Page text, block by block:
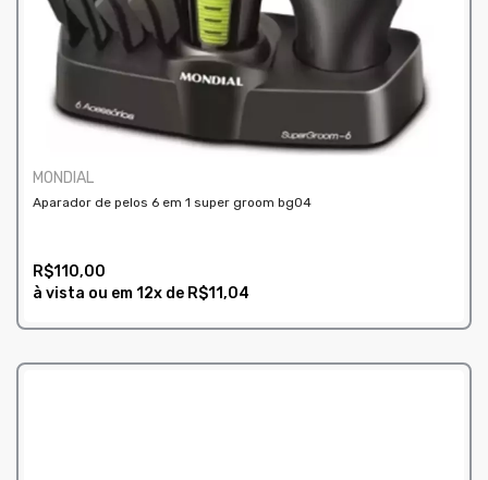
MONDIAL
Aparador de pelos 6 em 1 super groom bg04
R$110,00
à vista ou em12x de R$11,04
COMPRAR